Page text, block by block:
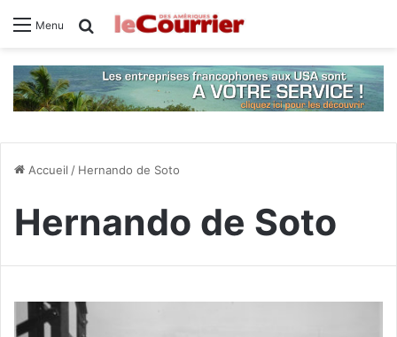
Menu Rechercher
Accueil / Hernando de Soto
Hernando de Soto